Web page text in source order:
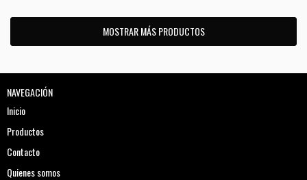
MOSTRAR MÁS PRODUCTOS
NAVEGACIÓN
Inicio
Productos
Contacto
Quienes somos